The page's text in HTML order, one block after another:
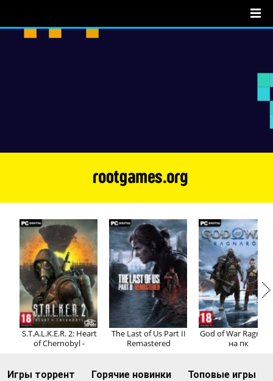
Регистрация Вход
S.T.A.L.K.E.R. 2: Heart
of Chernobyl -
The Last of Us Part II
Remastered
God of War
на пк
Игры торрент Горячие новинки Топовые игры